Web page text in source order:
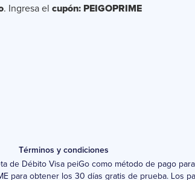
. Ingresa el cupón: PEIGOPRIME
Términos y condiciones
de Débito Visa peiGo como método de pago
para obtener los 30 días gratis de prueba. Los